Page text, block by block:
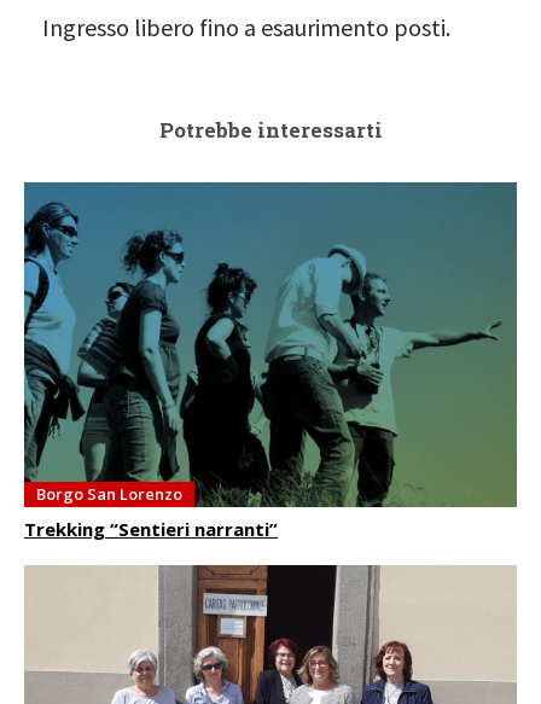
Ingresso libero fino a esaurimento posti.
Potrebbe interessarti
Borgo San Lorenzo
Trekking “Sentieri narranti”